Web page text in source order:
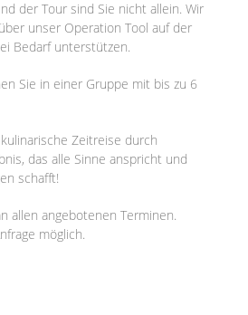
der Tour sind Sie nicht allein. Wir
unser Operation Tool auf der
Bedarf unterstützen.
Sie in einer Gruppe mit bis zu 6
Zeitreise durch
das alle Sinne anspricht und
schafft!
allen angebotenen Terminen.
möglich.